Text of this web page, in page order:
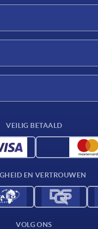
VEILIG BETAALD
EN VERTROUWEN
VOLG ONS